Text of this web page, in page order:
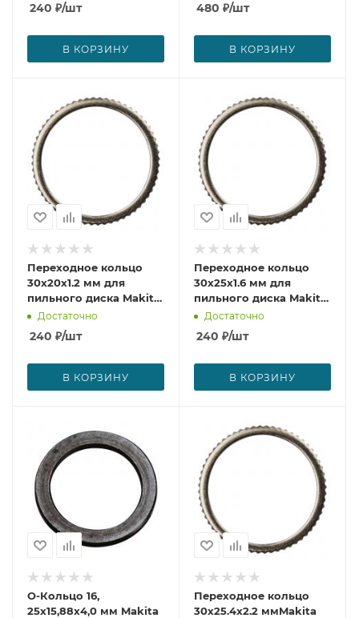
240 ₽/шт
В КОРЗИНУ
480 ₽/шт
В КОРЗИНУ
Переходное кольцо
30x20x1.2 мм для
пильного диска Makita
B-21026
Достаточно
240 ₽/шт
В КОРЗИНУ
Переходное кольцо
30x25x1.6 мм для
пильного диска Makita
B-21054
Достаточно
240 ₽/шт
В КОРЗИНУ
О-Кольцо 16,
25х15,88х4,0 мм Makita
Переходное кольцо
30x25.4x2.2 ммMakita